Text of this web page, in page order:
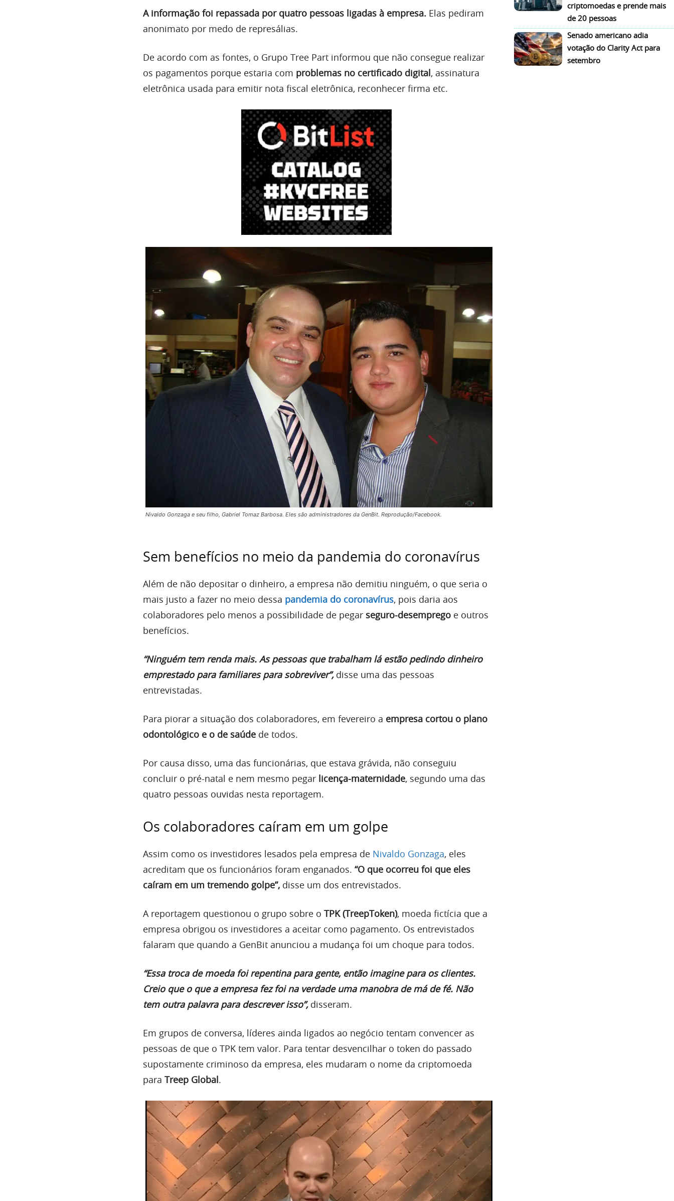
A informação foi repassada por quatro pessoas ligadas à empresa. Elas pediram
anonimato por medo de represálias.
De acordo com as fontes, o Grupo Tree Part informou que não consegue realizar
os pagamentos porque estaria com problemas no certificado digital, assinatura
eletrônica usada para emitir nota fiscal eletrônica, reconhecer firma etc.
Nivaldo Gonzaga e seu filho, Gabriel Tomaz Barbosa. Eles são administradores da GenBit. Reprodução/Facebook.
Sem benefícios no meio da pandemia do coronavírus
Além de não depositar o dinheiro, a empresa não demitiu ninguém, o que seria o
mais justo a fazer no meio dessa pandemia do coronavírus, pois daria aos
colaboradores pelo menos a possibilidade de pegar seguro-desemprego e outros
benefícios.
“Ninguém tem renda mais. As pessoas que trabalham lá estão pedindo dinheiro
emprestado para familiares para sobreviver”, disse uma das pessoas
entrevistadas.
Para piorar a situação dos colaboradores, em fevereiro a empresa cortou o plano
odontológico e o de saúde de todos.
Por causa disso, uma das funcionárias, que estava grávida, não conseguiu
concluir o pré-natal e nem mesmo pegar licença-maternidade, segundo uma das
quatro pessoas ouvidas nesta reportagem.
Os colaboradores caíram em um golpe
Assim como os investidores lesados pela empresa de Nivaldo Gonzaga, eles
acreditam que os funcionários foram enganados. “O que ocorreu foi que eles
caíram em um tremendo golpe”, disse um dos entrevistados.
A reportagem questionou o grupo sobre o TPK (TreepToken), moeda fictícia que a
empresa obrigou os investidores a aceitar como pagamento. Os entrevistados
falaram que quando a GenBit anunciou a mudança foi um choque para todos.
“Essa troca de moeda foi repentina para gente, então imagine para os clientes.
Creio que o que a empresa fez foi na verdade uma manobra de má de fé. Não
tem outra palavra para descrever isso”,disseram.
Em grupos de conversa, líderes ainda ligados ao negócio tentam convencer as
pessoas de que o TPK tem valor. Para tentar desvencilhar o token do passado
supostamente criminoso da empresa, eles mudaram o nome da criptomoeda
para Treep Global.
criptomoedas e prende mais
de 20 pessoas
Senado americano adia
votação do Clarity Act para
setembro